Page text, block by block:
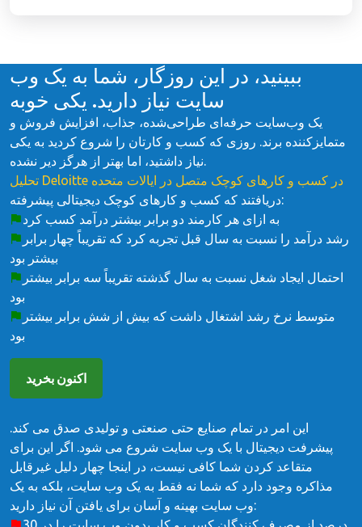
ببینید، در این روزگار، شما به یک وب
سایت نیاز دارید. یکی خوبه
یک وب‌سایت حرفه‌ای طراحی‌شده، جذاب، افزایش فروش و
متمایزکننده برند. روزی که کسب و کارتان را شروع کردید به یکی
نیاز داشتید، اما بهتر از هرگز دیر نشده.
تحلیل Deloitte در کسب و کارهای کوچک متصل در ایالات متحده
دریافتند که کسب و کارهای کوچک دیجیتالی پیشرفته:
به ازای هر کارمند دو برابر بیشتر درآمد کسب کرد
رشد درآمد را نسبت به سال قبل تجربه کرد که تقریباً چهار برابر
بیشتر بود
احتمال ایجاد شغل نسبت به سال گذشته تقریباً سه برابر بیشتر
بود
متوسط ​​نرخ رشد اشتغال داشت که بیش از شش برابر بیشتر
بود
اکنون بخرید
این امر در تمام صنایع حتی صنعتی و تولیدی صدق می کند.
پیشرفت دیجیتال با یک وب سایت شروع می شود. اگر این برای
متقاعد کردن شما کافی نیست، در اینجا چهار دلیل غیرقابل
مذاکره وجود دارد که شما نه فقط به یک وب سایت، بلکه به یک
وب سایت بهینه و آسان برای یافتن آن نیاز دارید: